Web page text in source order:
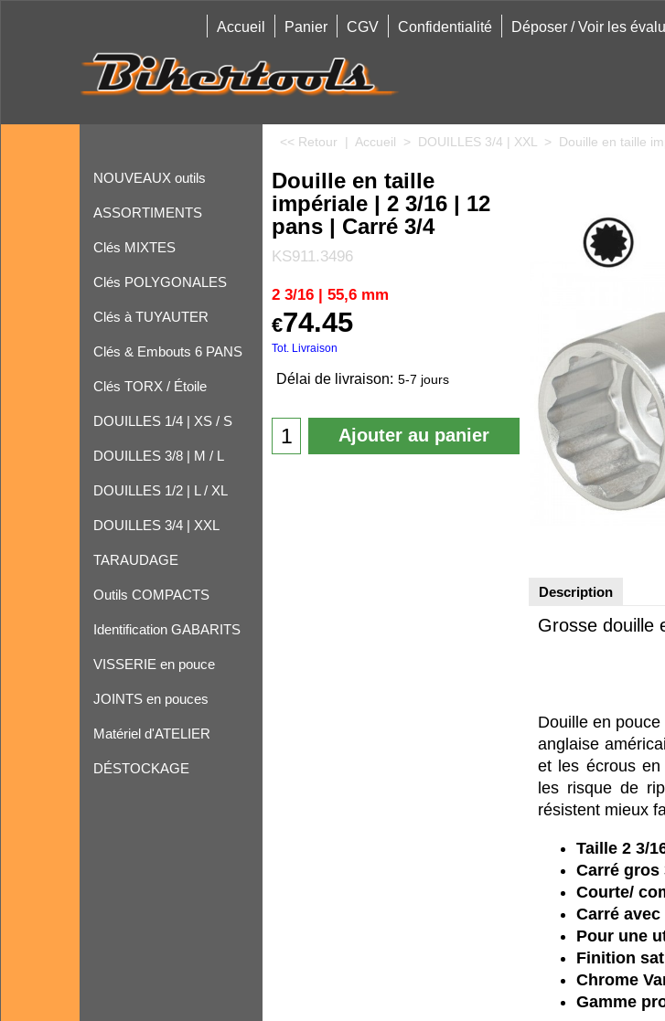
Accueil Panier CGV Confidentialité Déposer / Voir les
NOUVEAUX outils
ASSORTIMENTS
Clés MIXTES
Clés POLYGONALES
Clés à TUYAUTER
Clés & Embouts 6 PANS
Clés TORX / Étoile
DOUILLES 1/4 | XS / S
DOUILLES 3/8 | M / L
DOUILLES 1/2 | L / XL
DOUILLES 3/4 | XXL
TARAUDAGE
Outils COMPACTS
Identification GABARITS
VISSERIE en pouce
JOINTS en pouces
Matériel d'ATELIER
DÉSTOCKAGE
<< Retour Accueil > DOUILLES 3/4 | XXL > Douille en taille
Douille en taille
impériale | 2 3/16 | 12
pans | Carré 3/4
KS911.3496
2 3/16 | 55,6 mm
€74.45
Tot. Livraison
Délai de livraison: 5-7 jours
Ajouter au panier
Description
Grosse douille
Douille en
anglaise
et les écrous en
les risque de
résistent mieux
Taille 2 3/
Carré gros
Courte/
Carré
Pour une
Finition
Chrome
Gamme